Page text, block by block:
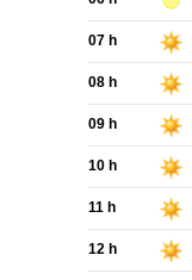
07 h
08 h
09 h
10 h
11 h
12 h